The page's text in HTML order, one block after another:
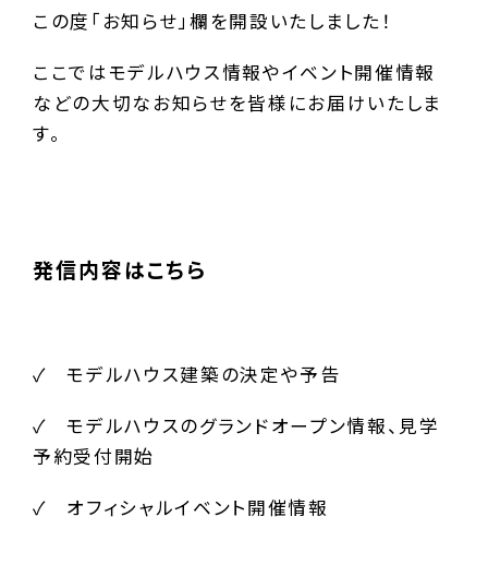
この度「お知らせ」欄を開設いたしました！
ここではモデルハウス情報やイベント開催情報
などの大切なお知らせを皆様にお届けいたしま
す。
発信内容はこちら
✓ モデルハウス建築の決定や予告
✓ モデルハウスのグランドオープン情報、見学
予約受付開始
✓ オフィシャルイベント開催情報